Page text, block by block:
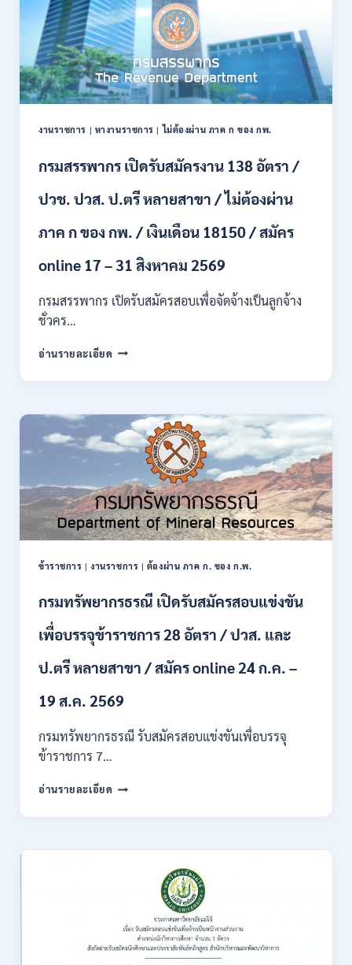
สมัคร
บุคคล
พลเรือน
เป็น
พนักงาน
ราชการ
66
/
และ
/
ต้อง
ภาค
ก
กพ.
10
17
2569
งานราชการ | หางานราชการ |ไม่ต้องผ่าน ภาค ก ของ กพ.
กรมสรรพากร เปิดรับสมัครงาน 138 อัตรา /
ปวช. ปวส. ป.ตรี หลายสาขา / ไม่ต้องผ่าน
ภาค ก ของ กพ. / เงินเดือน 18150 / สมัคร
online 17 – 31 สิงหาคม 2569
กรมสรรพากร เปิดรับสมัครสอบเพื่อจัดจ้างเป็นลูกจ้าง
ชั่วคร…
อ่านรายละเอียด กรม
เปิด
สมัคร
งาน
138
ปวช.
ปวส.
ป.ตรี
หลาย
/
ต้อง
ภาค
ของ
/
เดือน
18150
ONLINE
สิงหาคม
ข้าราชการ |งานราชการ | ต้องผ่าน ภาค ก. ของ ก.พ.
กรมทรัพยากรธรณี เปิดรับสมัครสอบแข่งขัน
เพื่อบรรจุข้าราชการ 28 อัตรา / ปวส. และ
ป.ตรี หลายสาขา / สมัคร online 24 ก.ค. –
19 ส.ค. 2569
กรมทรัพยากรธรณี รับสมัครสอบแข่งขันเพื่อบรรจุ
ข้าราชการ 7…
อ่านรายละเอียด กรม
เปิด
สมัคร
ข้าราชการ
28